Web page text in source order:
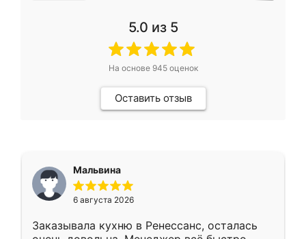
5.0 из 5
На основе 945оценок
Оставить отзыв
Мальвина
6 августа 2026
Заказывала кухню в Ренессанс, осталась